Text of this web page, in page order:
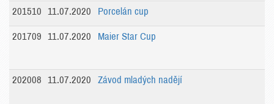
201510 11.07.2020 Porcelán cup
201709 11.07.2020 Maier Star Cup
202008 11.07.2020 Závod mladých nadějí